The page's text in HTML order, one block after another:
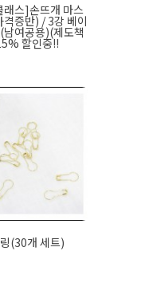
래스]손뜨개 마스
격증반) / 3강 베이
남여공용)(제도책
할인중!!
(30개 세트)